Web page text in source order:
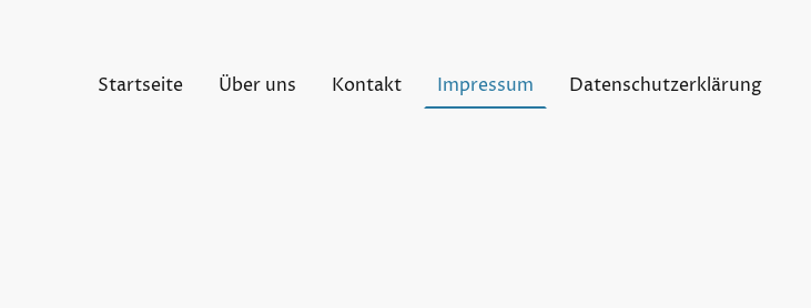
Startseite Über uns Kontakt Impressum Datenschutzerklärung